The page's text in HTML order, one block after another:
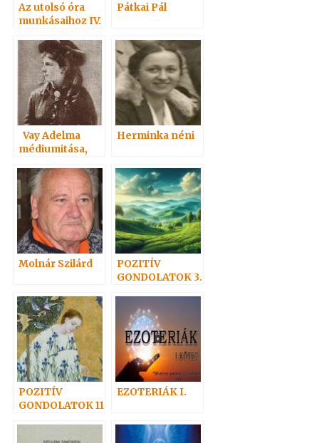
Az utolsó óra
munkásaihoz IV.
Pátkai Pál
Vay Adelma
médiumitása,
Herminka néni
Molnár Szilárd
POZITÍV
GONDOLATOK 3.
POZITÍV
GONDOLATOK 11
EZOTERIÁK I.